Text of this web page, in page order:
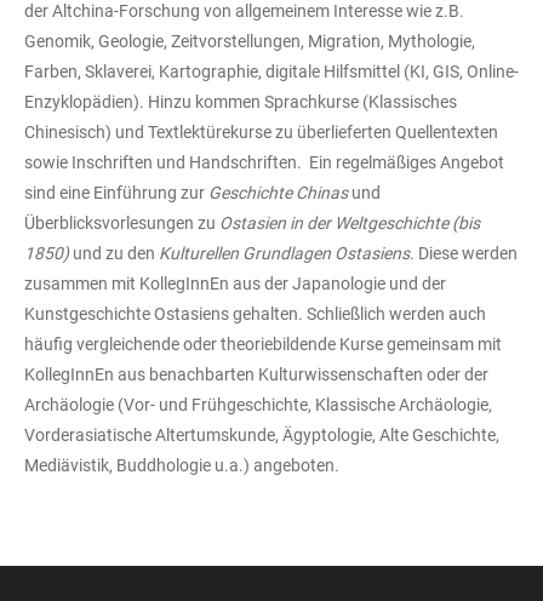
der Altchina-Forschung von allgemeinem Interesse wie z.B.
Genomik, Geologie, Zeitvorstellungen, Migration, Mythologie,
Farben, Sklaverei, Kartographie, digitale Hilfsmittel (KI, GIS, Online-
Enzyklopädien). Hinzu kommen Sprachkurse (Klassisches
Chinesisch) und Textlektürekurse zu überlieferten Quellentexten
sowie Inschriften und Handschriften. Ein regelmäßiges Angebot
sind eine Einführung zur Geschichte Chinasund
Überblicksvorlesungen zu Ostasien in der Weltgeschichte (bis
1850)und zu den Kulturellen Grundlagen Ostasiens. Diese werden
zusammen mit KollegInnEn aus der Japanologie und der
Kunstgeschichte Ostasiens gehalten. Schließlich werden auch
häufig vergleichende oder theoriebildende Kurse gemeinsam mit
KollegInnEn aus benachbarten Kulturwissenschaften oder der
Archäologie (Vor- und Frühgeschichte, Klassische Archäologie,
Vorderasiatische Altertumskunde, Ägyptologie, Alte Geschichte,
Mediävistik, Buddhologie u.a.) angeboten.